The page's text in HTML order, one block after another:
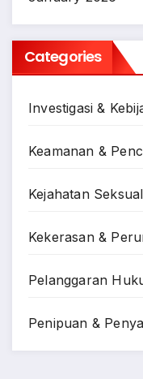
Categories
Investigasi &
Keamanan &
Kejahatan Seksual
Kekerasan &
Pelanggaran
Penipuan &